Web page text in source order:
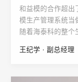
和益模的合作超出
模生产管理系统当
随着海泰科的整个
泰科超出预期的产
王纪学 · 副总经理